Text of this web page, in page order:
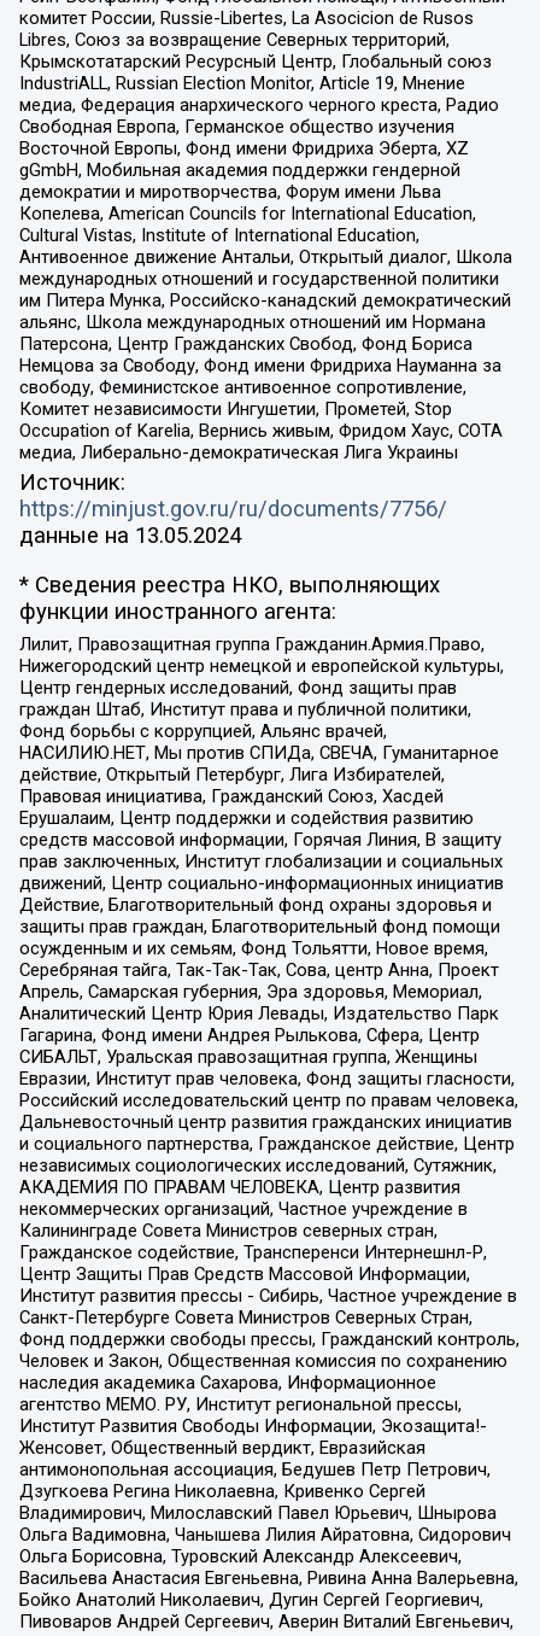
комитет России, Russie-Libertes, La Asocicion de Rusos
Libres, Союз за возвращение Северных территорий,
Крымскотатарский Ресурсный Центр, Глобальный союз
IndustriALL, Russian Election Monitor, Article 19, Мнение
медиа, Федерация анархического черного креста, Радио
Свободная Европа, Германское общество изучения
Восточной Европы, Фонд имени Фридриха Эберта, XZ
gGmbH, Мобильная академия поддержки гендерной
демократии и миротворчества, Форум имени Льва
Копелева, American Councils for International Education,
Cultural Vistas, Institute of International Education,
Антивоенное движение Антальи, Открытый диалог, Школа
международных отношений и государственной политики
им Питера Мунка, Российско-канадский демократический
альянс, Школа международных отношений им Нормана
Патерсона, Центр Гражданских Свобод, Фонд Бориса
Немцова за Свободу, Фонд имени Фридриха Науманна за
свободу, Феминистское антивоенное сопротивление,
Комитет независимости Ингушетии, Прометей, Stop
Occupation of Karelia, Вернись живым, Фридом Хаус, СОТА
медиа, Либерально-демократическая Лига Украины
Источник:
https://minjust.gov.ru/ru/documents/7756/
данные на 13.05.2024
* Сведения реестра НКО, выполняющих
функции иностранного агента:
Лилит, Правозащитная группа Гражданин.Армия.Право,
Нижегородский центр немецкой и европейской культуры,
Центр гендерных исследований, Фонд защиты прав
граждан Штаб, Институт права и публичной политики,
Фонд борьбы с коррупцией, Альянс врачей,
НАСИЛИЮ.НЕТ, Мы против СПИДа, СВЕЧА, Гуманитарное
действие, Открытый Петербург, Лига Избирателей,
Правовая инициатива, Гражданский Союз, Хасдей
Ерушалаим, Центр поддержки и содействия развитию
средств массовой информации, Горячая Линия, В защиту
прав заключенных, Институт глобализации и социальных
движений, Центр социально-информационных инициатив
Действие, Благотворительный фонд охраны здоровья и
защиты прав граждан, Благотворительный фонд помощи
осужденным и их семьям, Фонд Тольятти, Новое время,
Серебряная тайга, Так-Так-Так, Сова, центр Анна, Проект
Апрель, Самарская губерния, Эра здоровья, Мемориал,
Аналитический Центр Юрия Левады, Издательство Парк
Гагарина, Фонд имени Андрея Рылькова, Сфера, Центр
СИБАЛЬТ, Уральская правозащитная группа, Женщины
Евразии, Институт прав человека, Фонд защиты гласности,
Российский исследовательский центр по правам человека,
Дальневосточный центр развития гражданских инициатив
и социального партнерства, Гражданское действие, Центр
независимых социологических исследований, Сутяжник,
АКАДЕМИЯ ПО ПРАВАМ ЧЕЛОВЕКА, Центр развития
некоммерческих организаций, Частное учреждение в
Калининграде Совета Министров северных стран,
Гражданское содействие, Трансперенси Интернешнл-Р,
Центр Защиты Прав Средств Массовой Информации,
Институт развития прессы - Сибирь, Частное учреждение в
Санкт-Петербурге Совета Министров Северных Стран,
Фонд поддержки свободы прессы, Гражданский контроль,
Человек и Закон, Общественная комиссия по сохранению
наследия академика Сахарова, Информационное
агентство МЕМО. РУ, Институт региональной прессы,
Институт Развития Свободы Информации, Экозащита!-
Женсовет, Общественный вердикт, Евразийская
антимонопольная ассоциация, Бедушев Петр Петрович,
Дзугкоева Регина Николаевна, Кривенко Сергей
Владимирович, Милославский Павел Юрьевич, Шнырова
Ольга Вадимовна, Чанышева Лилия Айратовна, Сидорович
Ольга Борисовна, Туровский Александр Алексеевич,
Васильева Анастасия Евгеньевна, Ривина Анна Валерьевна,
Бойко Анатолий Николаевич, Дугин Сергей Георгиевич,
Пивоваров Андрей Сергеевич, Аверин Виталий Евгеньевич,